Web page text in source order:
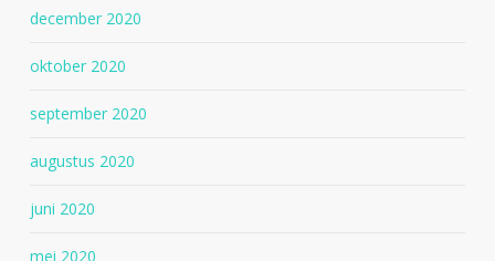
december 2020
oktober 2020
september 2020
augustus 2020
juni 2020
mei 2020